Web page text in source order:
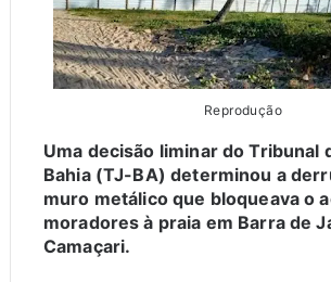
Reprodução
Uma decisão liminar do Tribunal
Bahia (TJ-BA) determinou a
muro metálico que bloqueava o
moradores à praia em Barra de
Camaçari.